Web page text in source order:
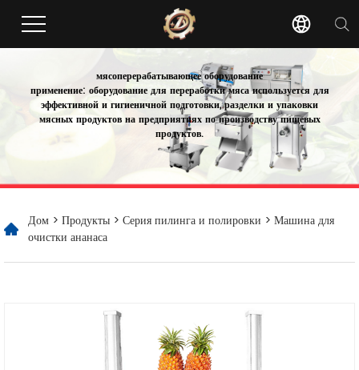
мясоперерабатывающее оборудование
применение: оборудование для переработки мяса используется для
эффективной и гигиеничной подготовки, разделки и упаковки
мясных продуктов на предприятиях по производству пищевых
продуктов.
Дом > Продукты > Серия пилинга и полировки > Машина для
очистки ананаса